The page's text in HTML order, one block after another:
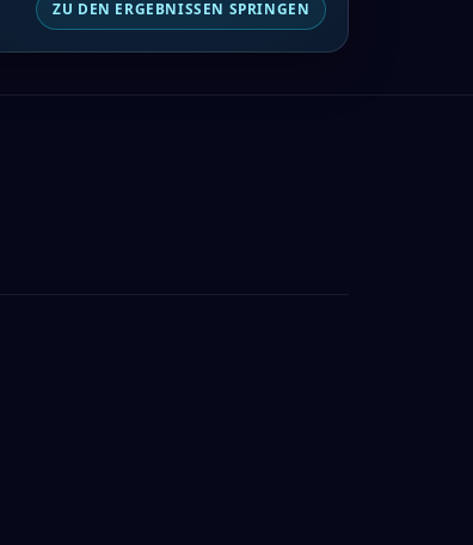
ZU DEN ERGEBNISSEN SPRINGEN